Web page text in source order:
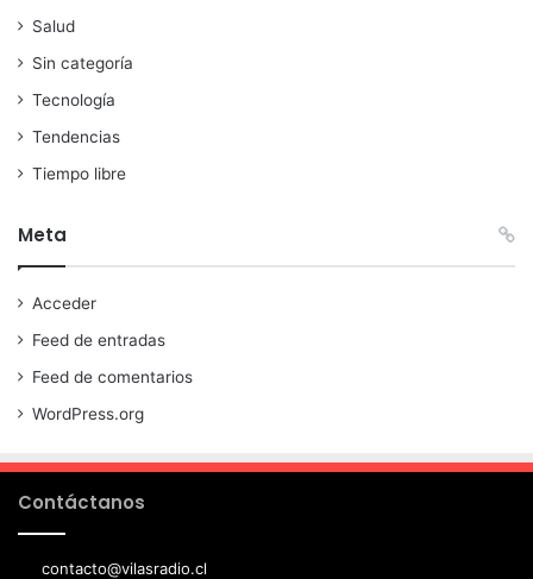
Salud
Sin categoría
Tecnología
Tendencias
Tiempo libre
Meta
Acceder
Feed de entradas
Feed de comentarios
WordPress.org
Contáctanos
contacto@vilasradio.cl